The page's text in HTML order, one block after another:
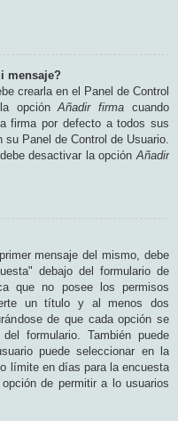
mensaje?
crearla en el Panel de Control
la opciónAñadir firma cuando
firma por defecto a todos sus
Panel de Control de Usuario.
desactivar la opciónAñadir
mensaje del mismo, debe
debajo del formulario de
que no posee los permisos
un título y al menos dos
de que cada opción se
formulario. También puede
puede seleccionar en la
límite en días para la encuesta
de permitir a lo usuarios